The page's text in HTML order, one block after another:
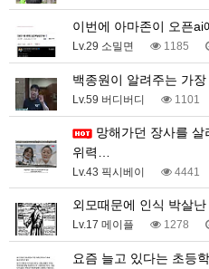
이번에 아마존이 오픈ai
Lv.29 소밀면 1185
백종원이 알려주는 가
Lv.59 버디버디 1101
위력…
Lv.43 픽시베이 4441
외모때문에 인식 박살난
Lv.17 메이플 1278
요즘 늘고 있다는 초등